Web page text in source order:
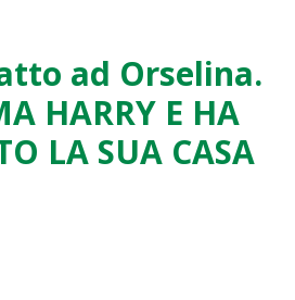
ad Orselina.
HARRY E HA
LA SUA CASA